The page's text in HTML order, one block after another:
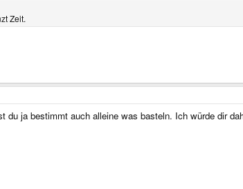
Zeit.
ja bestimmt auch alleine was basteln. Ich würde dir